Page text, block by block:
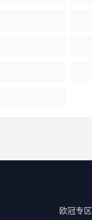
欧冠专区